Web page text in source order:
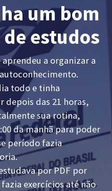
um bom
estudos
a organizar a
todo e tinha
das 21 horas,
sua rotina,
da manhã para poder
período fazia
por PDF por
exercícios até não